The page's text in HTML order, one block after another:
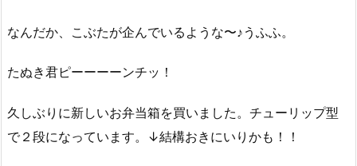
なんだか、こぶたが企んでいるような〜♪うふふ。
たぬき君ピーーーーンチッ！
久しぶりに新しいお弁当箱を買いました。チューリップ型
で２段になっています。↓結構おきにいりかも！！